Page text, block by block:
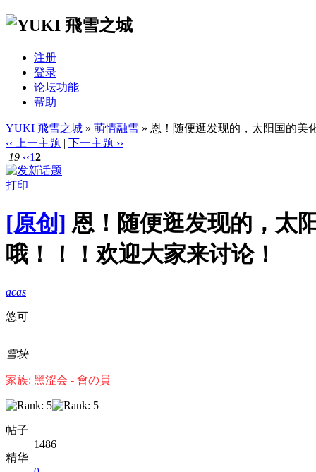
注册
登录
论坛功能
帮助
YUKI 飛雪之城 » 萌情融雪 » 恩！随便逛发现的，太阳国的美
‹‹ 上一主题 | 下一主题 ››
19 ‹‹12
打印
[原创] 恩！随便逛发现的，太
哦！！！欢迎大家来讨论！
acas
悠可
雪块
家族: 黑涩会 - 會の員
帖子
1486
精华